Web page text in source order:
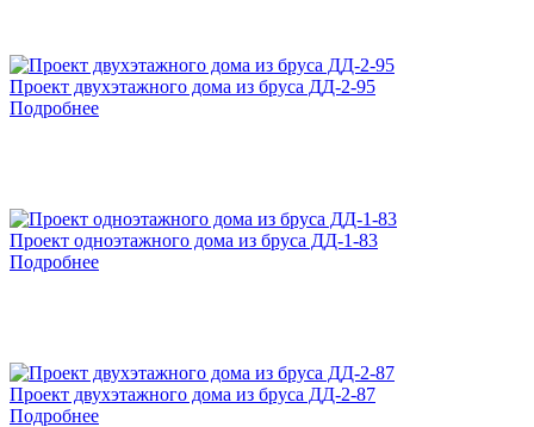
Проект двухэтажного дома из бруса ДД-2-95
Подробнее
Проект одноэтажного дома из бруса ДД-1-83
Подробнее
Проект двухэтажного дома из бруса ДД-2-87
Подробнее